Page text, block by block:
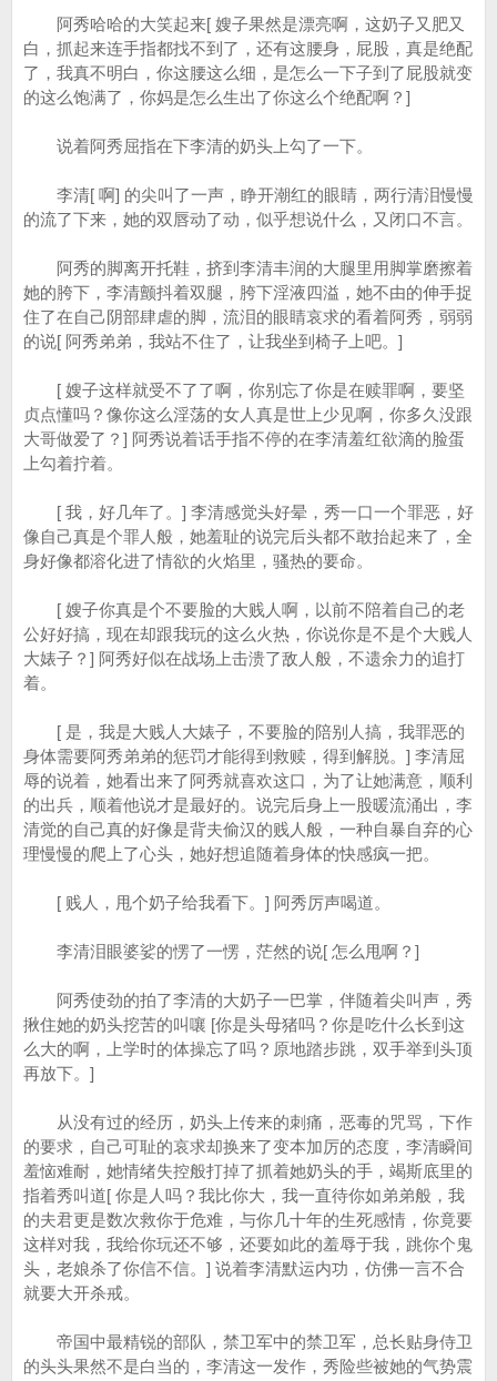
阿秀哈哈的大笑起来[ 嫂子果然是漂亮啊，这奶子又肥又
白，抓起来连手指都找不到了，还有这腰身，屁股，真是绝配
了，我真不明白，你这腰这么细，是怎么一下子到了屁股就变
的这么饱满了，你妈是怎么生出了你这么个绝配啊？]
说着阿秀屈指在下李清的奶头上勾了一下。
李清[ 啊] 的尖叫了一声，睁开潮红的眼睛，两行清泪慢慢
的流了下来，她的双唇动了动，似乎想说什么，又闭口不言。
阿秀的脚离开托鞋，挤到李清丰润的大腿里用脚掌磨擦着
她的胯下，李清颤抖着双腿，胯下淫液四溢，她不由的伸手捉
住了在自己阴部肆虐的脚，流泪的眼睛哀求的看着阿秀，弱弱
的说[ 阿秀弟弟，我站不住了，让我坐到椅子上吧。]
[ 嫂子这样就受不了了啊，你别忘了你是在赎罪啊，要坚
贞点懂吗？像你这么淫荡的女人真是世上少见啊，你多久没跟
大哥做爱了？] 阿秀说着话手指不停的在李清羞红欲滴的脸蛋
上勾着拧着。
[ 我，好几年了。] 李清感觉头好晕，秀一口一个罪恶，好
像自己真是个罪人般，她羞耻的说完后头都不敢抬起来了，全
身好像都溶化进了情欲的火焰里，骚热的要命。
[ 嫂子你真是个不要脸的大贱人啊，以前不陪着自己的老
公好好搞，现在却跟我玩的这么火热，你说你是不是个大贱人
大婊子？] 阿秀好似在战场上击溃了敌人般，不遗余力的追打
着。
[ 是，我是大贱人大婊子，不要脸的陪别人搞，我罪恶的
身体需要阿秀弟弟的惩罚才能得到救赎，得到解脱。] 李清屈
辱的说着，她看出来了阿秀就喜欢这口，为了让她满意，顺利
的出兵，顺着他说才是最好的。说完后身上一股暖流涌出，李
清觉的自己真的好像是背夫偷汉的贱人般，一种自暴自弃的心
理慢慢的爬上了心头，她好想追随着身体的快感疯一把。
[ 贱人，甩个奶子给我看下。] 阿秀厉声喝道。
李清泪眼婆娑的愣了一愣，茫然的说[ 怎么甩啊？]
阿秀使劲的拍了李清的大奶子一巴掌，伴随着尖叫声，秀
揪住她的奶头挖苦的叫嚷 [你是头母猪吗？你是吃什么长到这
么大的啊，上学时的体操忘了吗？原地踏步跳，双手举到头顶
再放下。]
从没有过的经历，奶头上传来的刺痛，恶毒的咒骂，下作
的要求，自己可耻的哀求却换来了变本加厉的态度，李清瞬间
羞恼难耐，她情绪失控般打掉了抓着她奶头的手，竭斯底里的
指着秀叫道[ 你是人吗？我比你大，我一直待你如弟弟般，我
的夫君更是数次救你于危难，与你几十年的生死感情，你竟要
这样对我，我给你玩还不够，还要如此的羞辱于我，跳你个鬼
头，老娘杀了你信不信。] 说着李清默运内功，仿佛一言不合
就要大开杀戒。
帝国中最精锐的部队，禁卫军中的禁卫军，总长贴身侍卫
的头头果然不是白当的，李清这一发作，秀险些被她的气势震